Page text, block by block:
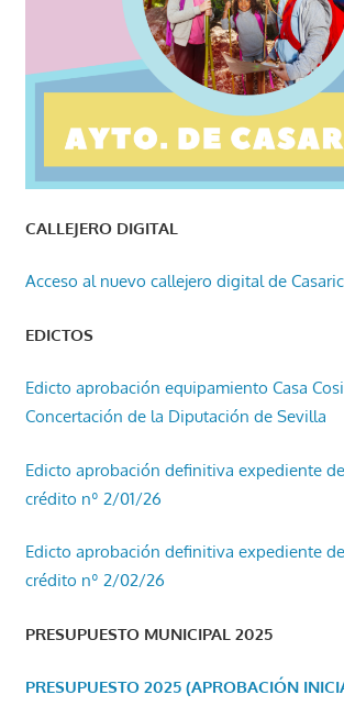
CALLEJERO DIGITAL
Acceso al nuevo callejero digital de
EDICTOS
Edicto aprobación equipamiento Casa
Concertación de la Diputación de Sevilla
Edicto aprobación definitiva expediente
crédito nº 2/01/26
Edicto aprobación definitiva expediente
crédito nº 2/02/26
PRESUPUESTO MUNICIPAL 2025
PRESUPUESTO 2025 (APROBACIÓN